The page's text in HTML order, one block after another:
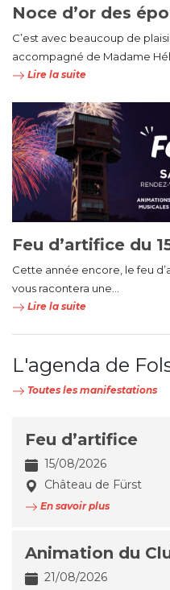
Noce d’or des
C’est avec beaucoup de
accompagné de Madame
Lire la suite
Feu d’artifice du
Cette année encore, le feu
vous racontera une...
Lire la suite
L'agenda de
Toutes les manifestations
Feu d’artifice
15/08/2026
Château de Fürst
En savoir plus
Animation du
21/08/2026